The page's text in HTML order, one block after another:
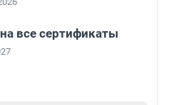
все сертификаты